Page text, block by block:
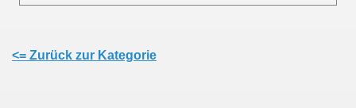
<= Zurück zur Kategorie